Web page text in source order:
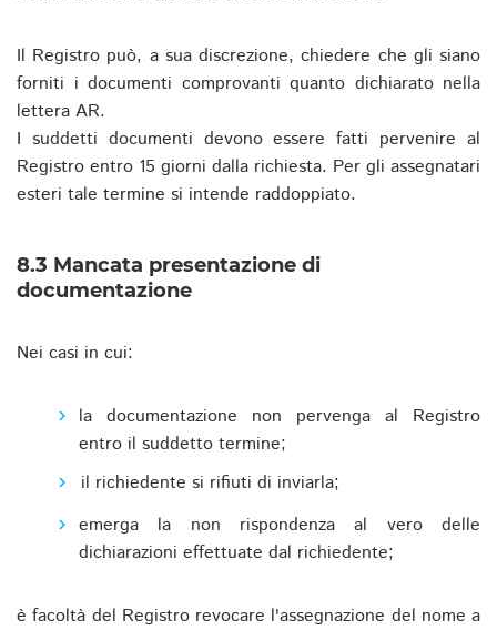
Il Registro può, a sua discrezione, chiedere che gli siano
forniti i documenti comprovanti quanto dichiarato nella
lettera AR.
I suddetti documenti devono essere fatti pervenire al
Registro entro 15 giorni dalla richiesta. Per gli assegnatari
esteri tale termine si intende raddoppiato.
8.3 Mancata presentazione di
documentazione
Nei casi in cui:
la documentazione non pervenga al Registro
entro il suddetto termine;
il richiedente si rifiuti di inviarla;
emerga la non rispondenza al vero delle
dichiarazioni effettuate dal richiedente;
è facoltà del Registro revocare l'assegnazione del nome a